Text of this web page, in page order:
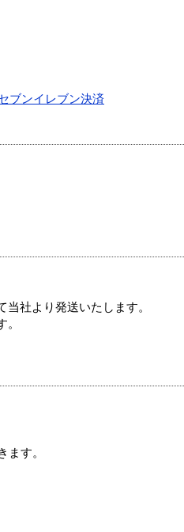
ブンイレブン決済
社より発送いたします。
ます。